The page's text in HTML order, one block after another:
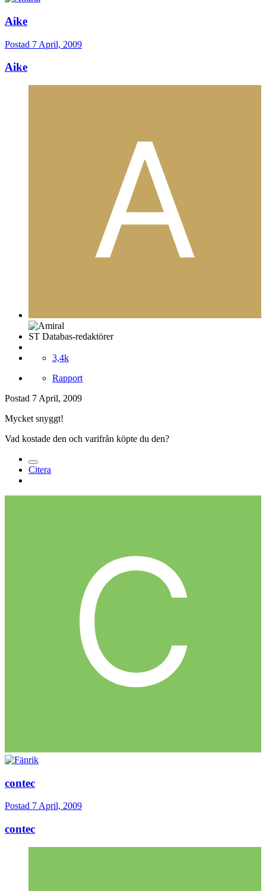
Aike
Postad 7 April, 2009
Aike
ST Databas-redaktörer
3,4k
Rapport
Postad 7 April, 2009
Mycket snyggt!
Vad kostade den och varifrån köpte du den?
Citera
contec
Postad 7 April, 2009
contec